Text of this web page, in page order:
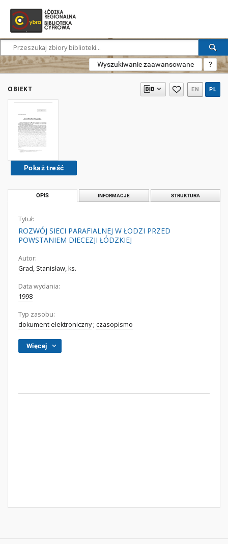
Wyszukiwanie zaawansowane ?
OBIEKT EN PL
Pokaż treść
OPIS INFORMACJE STRUKTURA
Tytuł:
ROZWÓJ SIECI PARAFIALNEJ W ŁODZI PRZED
POWSTANIEM DIECEZJI ŁÓDZKIEJ
Autor:
Grad, Stanisław, ks.
Data wydania:
1998
Typ zasobu:
dokument elektroniczny; czasopismo
Więcej